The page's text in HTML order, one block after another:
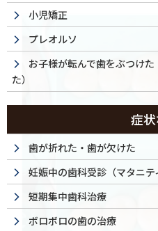
小児矯正
プレオルソ
お子様が転んで歯をぶつけ
た）
症
歯が折れた・歯が欠けた
妊娠中の歯科受診（マタニテ
短期集中歯科治療
ボロボロの歯の治療